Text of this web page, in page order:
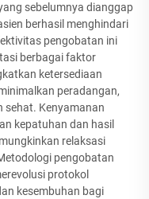
sebelumnya dianggap
berhasil menghindari
pengobatan ini
berbagai faktor
ketersediaan
peradangan,
sehat. Kenyamanan
kepatuhan dan hasil
relaksasi
pengobatan
protokol
kesembuhan bagi